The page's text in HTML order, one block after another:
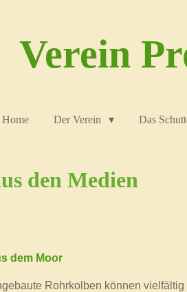
Verein
Home Der Verein Das
den Medien
dem Moor
Rohrkolben können vielfältig